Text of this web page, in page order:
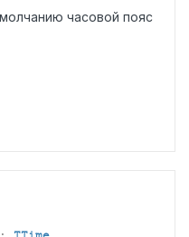
часовой пояс